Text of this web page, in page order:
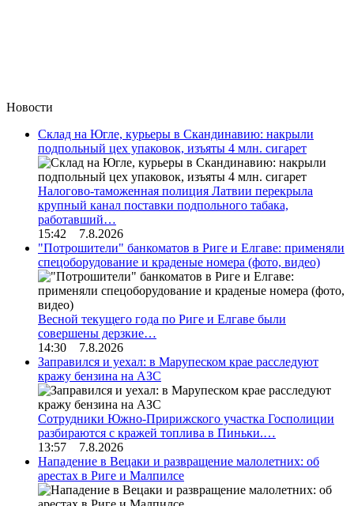
Новости
Склад на Югле, курьеры в Скандинавию: накрыли
подпольный цех упаковок, изъяты 4 млн. сигарет
Налогово-таможенная полиция Латвии перекрыла
крупный канал поставки подпольного табака,
работавший…
15:42 7.8.2026
"Потрошители" банкоматов в Риге и Елгаве: применяли
спецоборудование и краденые номера (фото, видео)
Весной текущего года по Риге и Елгаве были
совершены дерзкие…
14:30 7.8.2026
Заправился и уехал: в Марупеском крае расследуют
кражу бензина на АЗС
Сотрудники Южно-Пририжского участка Госполиции
разбираются с кражей топлива в Пиньки.…
13:57 7.8.2026
Нападение в Вецаки и развращение малолетних: об
арестах в Риге и Малпилсе